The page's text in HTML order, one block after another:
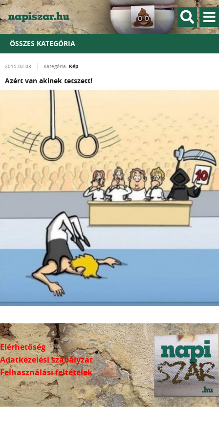
ÖSSZES KATEGÓRIA
2015.02.03. Kategória: Kép
Azért van akinek tetszett!
Elérhetőség
Adatkezelési szabályzat
Felhasználási feltételek